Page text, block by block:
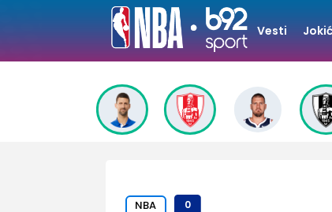
Vesti Jokić
NBA 0